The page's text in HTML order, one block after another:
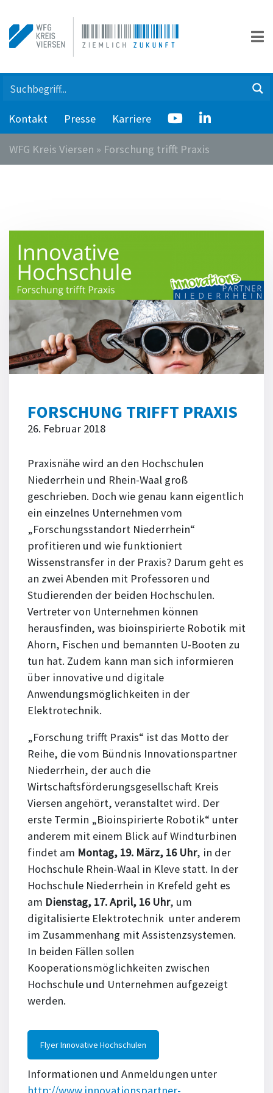
Kontakt Presse Karriere
WFG Kreis Viersen » Forschung trifft Praxis
FORSCHUNG TRIFFT PRAXIS
26. Februar 2018
Praxisnähe wird an den Hochschulen
Niederrhein und Rhein-Waal groß
geschrieben. Doch wie genau kann eigentlich
ein einzelnes Unternehmen vom
„Forschungsstandort Niederrhein“
profitieren und wie funktioniert
Wissenstransfer in der Praxis? Darum geht es
an zwei Abenden mit Professoren und
Studierenden der beiden Hochschulen.
Vertreter von Unternehmen können
herausfinden, was bioinspirierte Robotik mit
Ahorn, Fischen und bemannten U-Booten zu
tun hat. Zudem kann man sich informieren
über innovative und digitale
Anwendungsmöglichkeiten in der
Elektrotechnik.
„Forschung trifft Praxis“ ist das Motto der
Reihe, die vom Bündnis Innovationspartner
Niederrhein, der auch die
Wirtschaftsförderungsgesellschaft Kreis
Viersen angehört, veranstaltet wird. Der
erste Termin „Bioinspirierte Robotik“ unter
anderem mit einem Blick auf Windturbinen
findet am Montag, 19. März, 16 Uhr, in der
Hochschule Rhein-Waal in Kleve statt. In der
Hochschule Niederrhein in Krefeld geht es
am Dienstag, 17. April, 16 Uhr, um
digitalisierte Elektrotechnik unter anderem
im Zusammenhang mit Assistenzsystemen.
In beiden Fällen sollen
Kooperationsmöglichkeiten zwischen
Hochschule und Unternehmen aufgezeigt
werden.
Flyer Innovative Hochschulen
Informationen und Anmeldungen unter